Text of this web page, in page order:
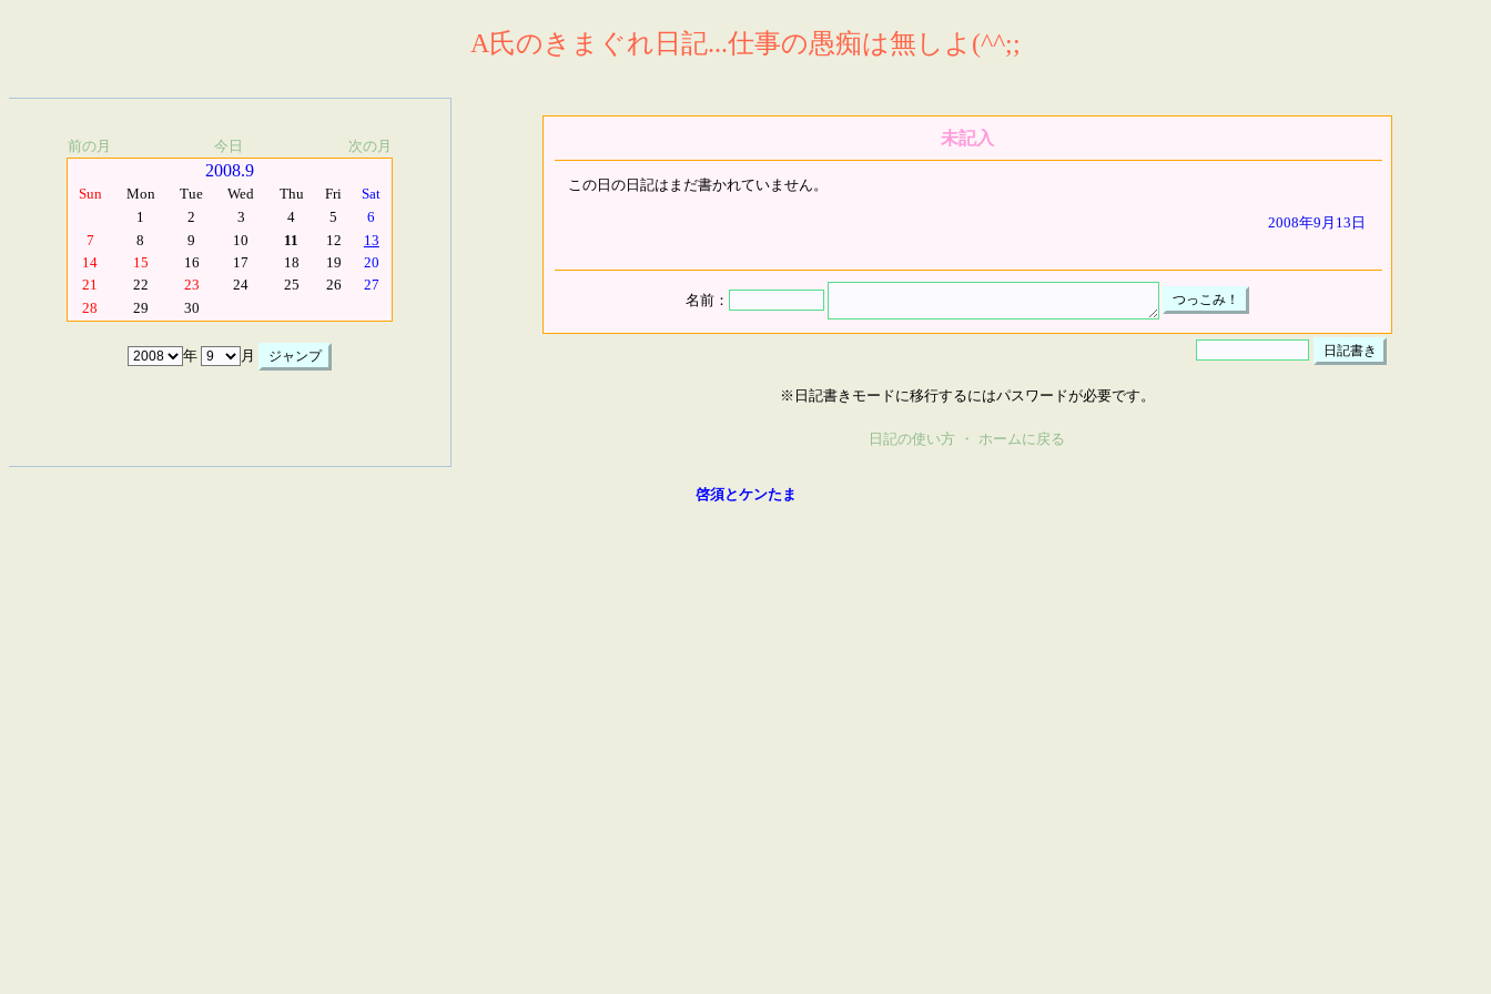
A氏のきまぐれ日記...仕事の愚痴は無しよ(^^;;
前の月 今日 次の月
2008.9
Sun Mon Tue Wed Thu Fri
Sat
1
2 3 4 5
6
7
8 9 10 11 12
13
14
15 16 17 18 19
20
21
22 23 24 25 26
27
28
29 30
年 月
未記入
この日の日記はまだ書かれていません。
2008年9月13日
名前：
※日記書きモードに移行するにはパスワードが必要です。
日記の使い方 ・ ホームに戻る
啓須とケンたま